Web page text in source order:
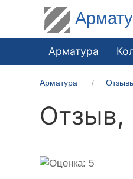
Арматура
Арматура
Отзыв,